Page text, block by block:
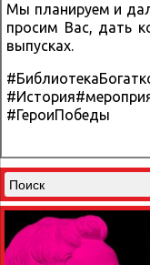
Мы планируем и
просим Вас, дать
выпусках.
#ГероиПобеды